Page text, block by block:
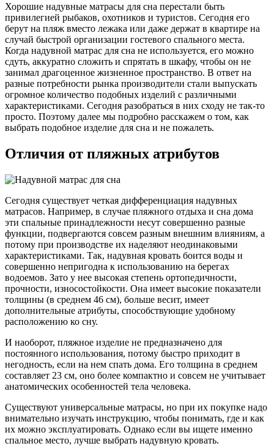
Хорошие надувные матрасы для сна перестали быть
привилегией рыбаков, охотников и туристов. Сегодня его
берут на пляж вместо лежака или даже держат в квартире на
случай быстрой организации гостевого спального места.
Когда надувной матрас для сна не используется, его можно
сдуть, аккуратно сложить и спрятать в шкафу, чтобы он не
занимал драгоценное жизненное пространство. В ответ на
разные потребности рынка производители стали выпускать
огромное количество подобных изделий с различными
характеристиками. Сегодня разобраться в них сходу не так-то
просто. Поэтому далее мы подробно расскажем о том, как
выбрать подобное изделие для сна и не пожалеть.
Отличия от пляжных атрибутов
Сегодня существует четкая дифференциация надувных
матрасов. Например, в случае пляжного отдыха и сна дома
эти спальные принадлежности несут совершенно разные
функции, подвергаются совсем разным внешним влияниям, а
потому при производстве их наделяют неодинаковыми
характеристиками. Так, надувная кровать боится воды и
совершенно непригодна к использованию на берегах
водоемов. Зато у нее высокая степень ортопедичности,
прочности, износостойкости. Она имеет высокие показатели
толщины (в среднем 46 см), больше весит, имеет
дополнительные атрибуты, способствующие удобному
расположению ко сну.
И наоборот, пляжное изделие не предназначено для
постоянного использования, потому быстро приходит в
негодность, если на нем спать дома. Его толщина в среднем
составляет 23 см, оно более компактно и совсем не учитывает
анатомических особенностей тела человека.
Существуют универсальные матрасы, но при их покупке надо
внимательно изучать инструкцию, чтобы понимать, где и как
их можно эксплуатировать. Однако если вы ищете именно
спальное место, лучше выбрать надувную кровать.